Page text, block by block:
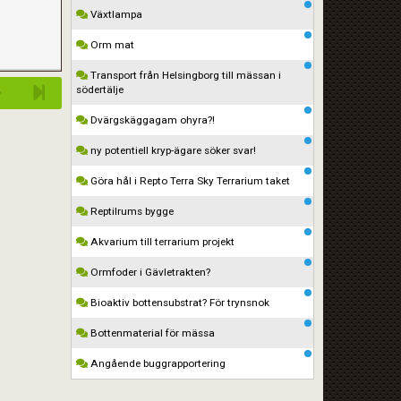
Växtlampa
Orm mat
Transport från Helsingborg till mässan i
södertälje
Dvärgskäggagam ohyra?!
ny potentiell kryp-ägare söker svar!
Göra hål i Repto Terra Sky Terrarium taket
Reptilrums bygge
Akvarium till terrarium projekt
Ormfoder i Gävletrakten?
Bioaktiv bottensubstrat? För trynsnok
Bottenmaterial för mässa
Angående buggrapportering